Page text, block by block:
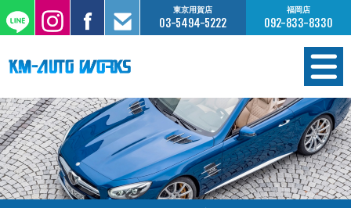
東京用賀店
03-5494-5222
福岡店
092-833-8330
在庫情報
オーダー販売
工場サービス